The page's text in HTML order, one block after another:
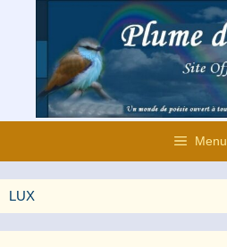
contenu
Menu
LUX